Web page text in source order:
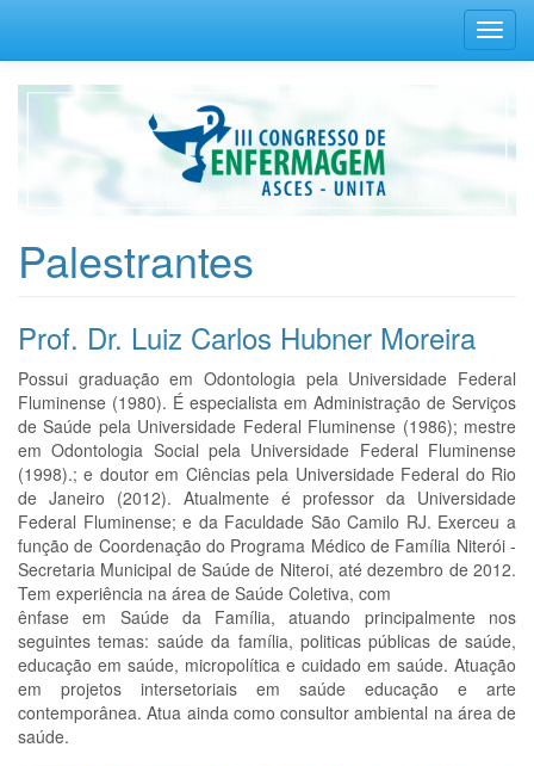
Palestrantes
Prof. Dr. Luiz Carlos Hubner Moreira
Possui graduação em Odontologia pela Universidade Federal
Fluminense (1980). É especialista em Administração de Serviços
de Saúde pela Universidade Federal Fluminense (1986); mestre
em Odontologia Social pela Universidade Federal Fluminense
(1998).; e doutor em Ciências pela Universidade Federal do Rio
de Janeiro (2012). Atualmente é professor da Universidade
Federal Fluminense; e da Faculdade São Camilo RJ. Exerceu a
função de Coordenação do Programa Médico de Família Niterói -
Secretaria Municipal de Saúde de Niteroi, até dezembro de 2012.
Tem experiência na área de Saúde Coletiva, com
ênfase em Saúde da Família, atuando principalmente nos
seguintes temas: saúde da família, politicas públicas de saúde,
educação em saúde, micropolítica e cuidado em saúde. Atuação
em projetos intersetoriais em saúde educação e arte
contemporânea. Atua ainda como consultor ambiental na área de
saúde.